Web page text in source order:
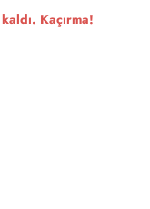
kaldı. Kaçırma!